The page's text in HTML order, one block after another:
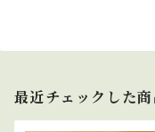
最近チェックした